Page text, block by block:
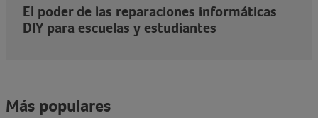
El poder de las reparaciones informáticas
DIY para escuelas y estudiantes
Más populares